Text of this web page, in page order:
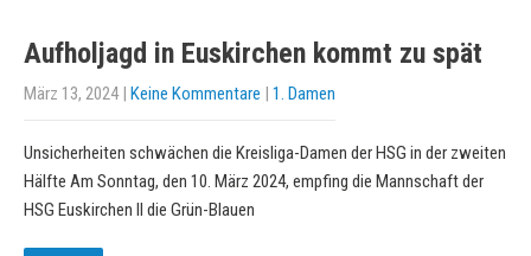
Aufholjagd in Euskirchen kommt zu spät
März 13, 2024| Keine Kommentare | 1. Damen
Unsicherheiten schwächen die Kreisliga-Damen der HSG in der zweiten
Hälfte Am Sonntag, den 10. März 2024, empfing die Mannschaft der
HSG Euskirchen II die Grün-Blauen